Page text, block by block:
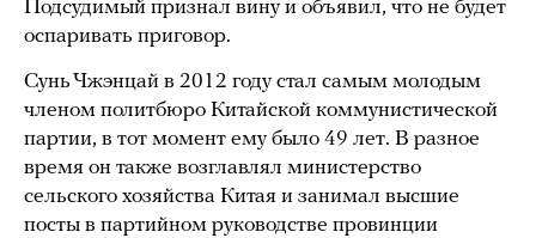
Подсудимый признал вину и объявил, что не будет
оспаривать приговор.
Сунь Чжэнцай в 2012 году стал самым молодым
членом политбюро Китайской коммунистической
партии, в тот момент ему было 49 лет. В разное
время он также возглавлял министерство
сельского хозяйства Китая и занимал высшие
посты в партийном руководстве провинции